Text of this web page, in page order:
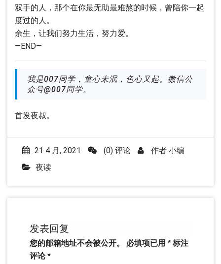
双手的人，那个在你最无助最难熬的时候，曾陪你一起
度过的人。
余生，让我们努力生活，努力爱。
—END—
我是007同学，童心未泯，色心又起。微信公
众号@007同学。
首发夜叔。
21 4 月, 2021 (0) 评论 作者 小编
夜读
发表回复
您的邮箱地址不会被公开。 必填项已用 * 标注
评论*